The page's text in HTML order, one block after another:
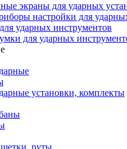
экраны для ударных
настройки для
ударных инструментов
для ударных
установки, комплекты
руты